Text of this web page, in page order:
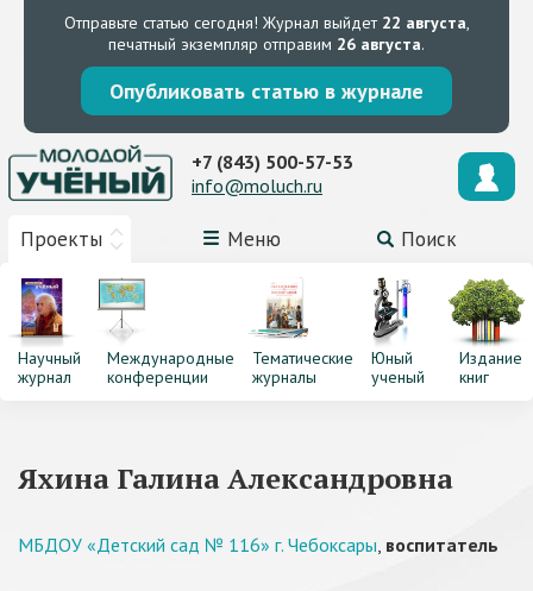
Отправьте статью сегодня! Журнал выйдет 22 августа,
печатный экземпляр отправим 26 августа.
Опубликовать статью в журнале
Проекты Меню Поиск
+7 (843) 500-57-53
info@moluch.ru
Научный
журнал
Международные
конференции
Тематические
журналы
Юный
ученый
Издание
книг
Яхина Галина Александровна
МБДОУ «Детский сад № 116» г. Чебоксары, воспитатель